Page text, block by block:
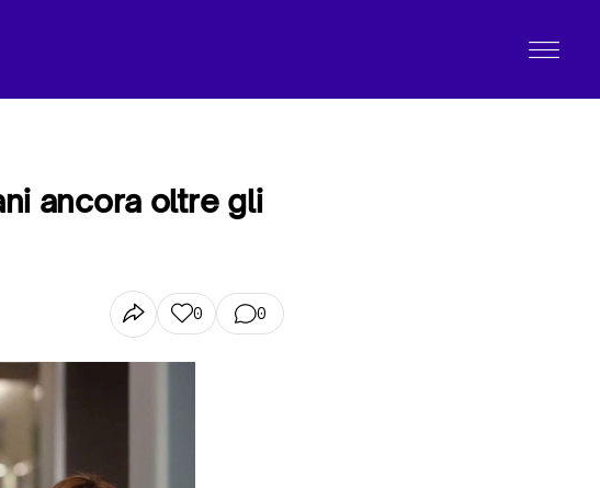
ancora oltre gli
0 0